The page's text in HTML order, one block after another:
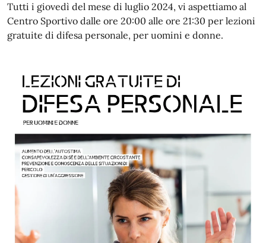
Tutti i giovedì del mese di luglio 2024, vi aspettiamo al
Centro Sportivo dalle ore 20:00 alle ore 21:30 per lezioni
gratuite di difesa personale, per uomini e donne.